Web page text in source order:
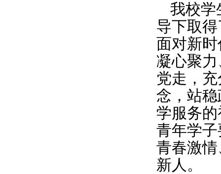
我校学
导下取
面对新
凝心聚
党走，
念，站
学服务
青年学
青春激
新人。